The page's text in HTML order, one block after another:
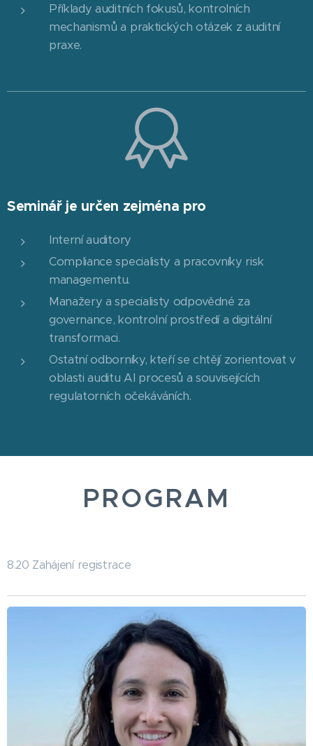
Příklady auditních fokusů, kontrolních
mechanismů a praktických otázek z auditní
praxe.
Seminář je určen zejména pro
Interní auditory
Compliance specialisty a pracovníky risk
managementu.
Manažery a specialisty odpovědné za
governance, kontrolní prostředí a digitální
transformaci.
Ostatní odborníky, kteří se chtějí zorientovat v
oblasti auditu AI procesů a souvisejících
regulatorních očekáváních.
PROGRAM
8.20 Zahájení registrace